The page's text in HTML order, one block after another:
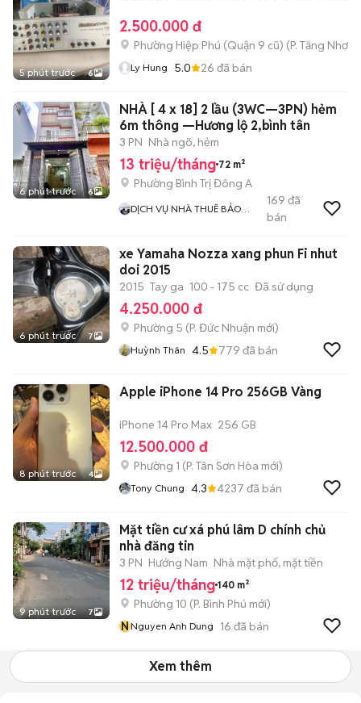
5 phút trước 6
2.500.000 đ
Phường Hiệp Phú (Quận 9 cũ) (P. Tăng Nhơn
Ly Hung 5.0 26 đã bán
6 phút trước 6
NHÀ [ 4 x 18] 2 lầu (3WC—3PN) hẻm
6m thông —Hương lộ 2,bình tân
3 PN Nhà ngõ, hẻm
13 triệu/tháng 72 m²
Phường Bình Trị Đông A
DỊCH VỤ NHÀ THUÊ BẢO
169 đã
bán
6 phút trước 7
xe Yamaha Nozza xang phun Fi nhut
doi 2015
2015 Tay ga 100 - 175 cc Đã sử dụng
4.250.000 đ
Phường 5 (P. Đức Nhuận mới)
Huỳnh Thân 4.5 779 đã bán
8 phút trước 4
Apple iPhone 14 Pro 256GB Vàng
iPhone 14 Pro Max 256 GB
12.500.000 đ
Phường 1 (P. Tân Sơn Hòa mới)
Tony Chung 4.3 4237 đã bán
9 phút trước 7
Mặt tiền cư xá phú lâm D chính chủ
nhà đăng tin
3 PN Hướng Nam Nhà mặt phố, mặt tiền
12 triệu/tháng 140 m²
Phường 10 (P. Bình Phú mới)
NNguyen Anh Dung 16 đã bán
Xem thêm